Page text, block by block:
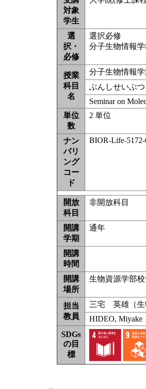
対象
学生
選
択・
必修
選択必修
分子生物情報
授業
科目
名
分子生物情報
ぶんしせいぶ
Seminar on
単位
数
2 単位
ナン
バリ
ング
コー
ド
BIOR-Life-5172-
開放
科目
非開放科
開講
学期
通年
開講
時間
開講
場所
生物資源学部校
担当
教員
三宅 英雄（生
HIDEO, Miyake
SDGs
の目
標